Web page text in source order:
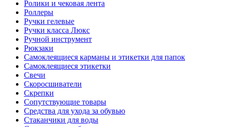
Ролики и чековая лента
Роллеры
Ручки гелевые
Ручки класса Люкс
Ручной инструмент
Рюкзаки
Самоклеящиеся карманы и этикетки для папок
Самоклеящиеся этикетки
Свечи
Скоросшиватели
Скрепки
Сопутствующие товары
Средства для ухода за обувью
Стаканчики для воды